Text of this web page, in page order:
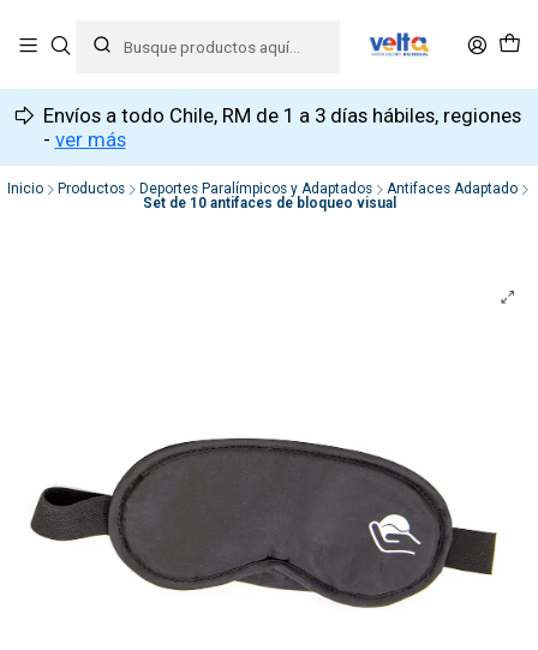
Envíos a todo Chile, RM de 1 a 3 días hábiles, regiones
- ver más
Inicio Productos Deportes Paralímpicos y Adaptados
Antifaces Adaptado
Set de 10 antifaces de bloqueo visual